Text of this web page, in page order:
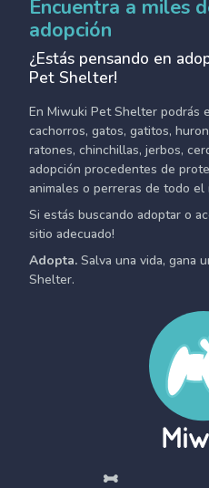
Encuentra a miles
adopción
¿Estás pensando en
Pet Shelter!
En Miwuki Pet Shelter podrás
cachorros, gatos, gatitos,
ratones, chinchillas, jerbos,
adopción procedentes de
animales o perreras de todo el
Si estás buscando adoptar o
sitio adecuado!
Adopta. Salva una vida, gana
Shelter.